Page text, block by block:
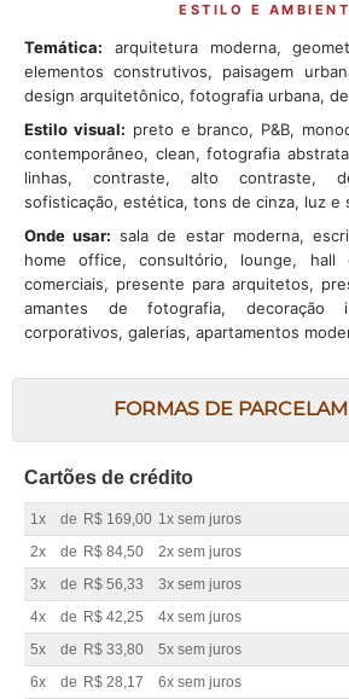
ESTILO E
Temática: arquitetura moderna,
elementos construtivos, paisagem
design arquitetônico, fotografia urbana,
Estilo visual: preto e branco, P&B,
contemporâneo, clean, fotografia
linhas, contraste, alto contraste,
sofisticação, estética, tons de cinza, luz e
Onde usar: sala de estar moderna,
home office, consultório, lounge, hall
comerciais, presente para arquitetos,
amantes de fotografia, decoração
corporativos, galerias, apartamentos
FORMAS DE
Cartões de crédito
1x de R$ 169,00 1x sem juros
2x
de R$ 84,50 2x sem juros
3x
de R$ 56,33 3x sem juros
4x
de R$ 42,25 4x sem juros
5x
de R$ 33,80 5x sem juros
6x
de R$ 28,17 6x sem juros